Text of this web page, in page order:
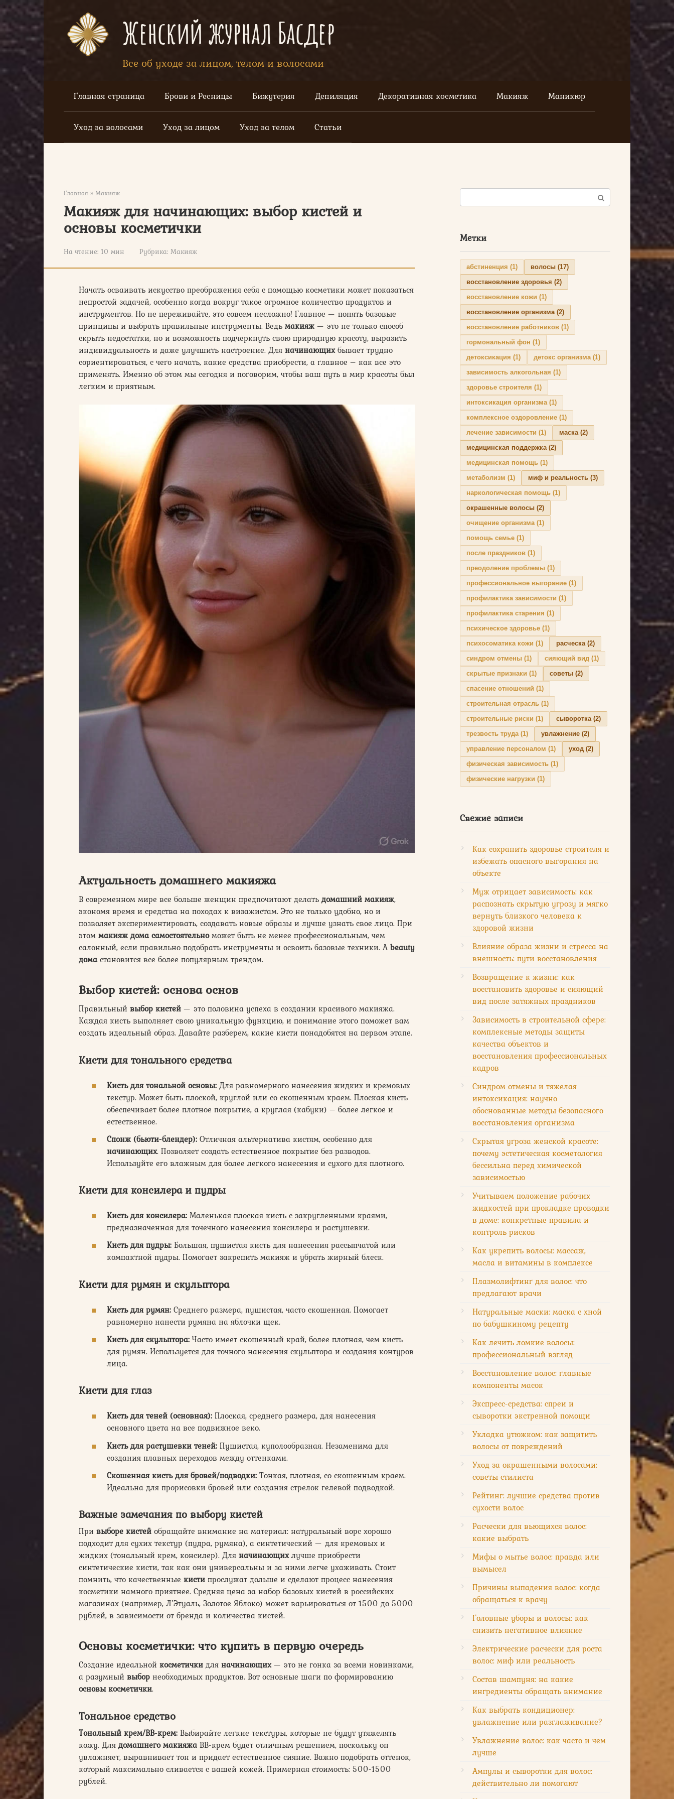
Перейти
к
контенту
Женский журнал Басдер
Все об уходе за лицом, телом и волосами
Главная страница Брови и Ресницы Бижутерия Депиляция Декоративная косметика Макияж Маникюр
Уход за волосами Уход за лицом Уход за телом Статьи
Главная » Макияж
Макияж для начинающих: выбор кистей и
основы косметички
На чтение: 10 мин Рубрика: Макияж
Начать осваивать искусство преображения себя с помощью косметики может показаться
непростой задачей, особенно когда вокруг такое огромное количество продуктов и
инструментов. Но не переживайте, это совсем несложно! Главное — понять базовые
принципы и выбрать правильные инструменты. Ведь макияж — это не только способ
скрыть недостатки, но и возможность подчеркнуть свою природную красоту, выразить
индивидуальность и даже улучшить настроение. Для начинающихбывает трудно
сориентироваться, с чего начать, какие средства приобрести, а главное – как все это
применять. Именно об этом мы сегодня и поговорим, чтобы ваш путь в мир красоты был
легким и приятным.
Актуальность домашнего макияжа
В современном мире все больше женщин предпочитают делать домашний макияж,
экономя время и средства на походах к визажистам. Это не только удобно, но и
позволяет экспериментировать, создавать новые образы и лучше узнать свое лицо. При
этом макияж дома самостоятельноможет быть не менее профессиональным, чем
салонный, если правильно подобрать инструменты и освоить базовые техники. А beauty
дома становится все более популярным трендом.
Выбор кистей: основа основ
Правильный выбор кистей — это половина успеха в создании красивого макияжа.
Каждая кисть выполняет свою уникальную функцию, и понимание этого поможет вам
создать идеальный образ. Давайте разберем, какие кисти понадобятся на первом этапе.
Кисти для тонального средства
Кисть для тональной основы: Для равномерного нанесения жидких и кремовых
текстур. Может быть плоской, круглой или со скошенным краем. Плоская кисть
обеспечивает более плотное покрытие, а круглая (кабуки) – более легкое и
естественное.
Спонж (бьюти-блендер): Отличная альтернатива кистям, особенно для
начинающих. Позволяет создать естественное покрытие без разводов.
Используйте его влажным для более легкого нанесения и сухого для плотного.
Кисти для консилера и пудры
Кисть для консилера: Маленькая плоская кисть с закругленными краями,
предназначенная для точечного нанесения консилера и растушевки.
Кисть для пудры: Большая, пушистая кисть для нанесения рассыпчатой или
компактной пудры. Помогает закрепить макияж и убрать жирный блеск.
Кисти для румян и скульптора
Кисть для румян: Среднего размера, пушистая, часто скошенная. Помогает
равномерно нанести румяна на яблочки щек.
Кисть для скульптора: Часто имеет скошенный край, более плотная, чем кисть
для румян. Используется для точного нанесения скульптора и создания контуров
лица.
Кисти для глаз
Кисть для теней (основная): Плоская, среднего размера, для нанесения
основного цвета на все подвижное веко.
Кисть для растушевки теней: Пушистая, куполообразная. Незаменима для
создания плавных переходов между оттенками.
Скошенная кисть для бровей/подводки: Тонкая, плотная, со скошенным краем.
Идеальна для прорисовки бровей или создания стрелок гелевой подводкой.
Важные замечания по выбору кистей
При выборе кистей обращайте внимание на материал: натуральный ворс хорошо
подходит для сухих текстур (пудра, румяна), а синтетический — для кремовых и
жидких (тональный крем, консилер). Для начинающихлучше приобрести
синтетические кисти, так как они универсальны и за ними легче ухаживать. Стоит
помнить, что качественные кисти прослужат дольше и сделают процесс нанесения
косметики намного приятнее. Средняя цена за набор базовых кистей в российских
магазинах (например, Л’Этуаль, Золотое Яблоко) может варьироваться от 1500 до 5000
рублей, в зависимости от бренда и количества кистей.
Основы косметички: что купить в первую очередь
Создание идеальной косметички для начинающих— это не гонка за всеми новинками,
а разумный выбор необходимых продуктов. Вот основные шаги по формированию
основы косметички.
Тональное средство
Тональный крем/BB-крем: Выбирайте легкие текстуры, которые не будут утяжелять
кожу. Для домашнего макияжа BB-крем будет отличным решением, поскольку он
увлажняет, выравнивает тон и придает естественное сияние. Важно подобрать оттенок,
который максимально сливается с вашей кожей. Примерная стоимость: 500-1500
рублей.
Поиск:
Метки
абстиненция (1) волосы (17)
восстановление здоровья (2)
восстановление кожи (1)
восстановление организма(2)
восстановление работников (1)
гормональный фон (1)
детоксикация (1) детокс организма(1)
зависимость алкогольная (1)
здоровье строителя (1)
интоксикация организма(1)
комплексное оздоровление (1)
лечение зависимости (1) маска(2)
медицинская поддержка(2)
медицинская помощь (1)
метаболизм (1) миф и реальность (3)
наркологическая помощь (1)
окрашенные волосы (2)
очищение организма(1)
помощь семье (1)
после праздников (1)
преодоление проблемы (1)
профессиональное выгорание (1)
профилактика зависимости (1)
профилактика старения (1)
психическое здоровье (1)
психосоматика кожи (1) расческа(2)
синдром отмены (1) сияющий вид (1)
скрытые признаки (1) советы (2)
спасение отношений (1)
строительная отрасль (1)
строительные риски (1) сыворотка(2)
трезвость труда(1) увлажнение (2)
управление персоналом (1) уход (2)
физическая зависимость (1)
физические нагрузки (1)
Свежие записи
Как сохранить здоровье строителя и
избежать опасного выгорания на
объекте
Муж отрицает зависимость: как
распознать скрытую угрозу и мягко
вернуть близкого человека к
здоровой жизни
Влияние образа жизни и стресса на
внешность: пути восстановления
Возвращение к жизни: как
восстановить здоровье и сияющий
вид после затяжных праздников
Зависимость в строительной сфере:
комплексные методы защиты
качества объектов и
восстановления профессиональных
кадров
Синдром отмены и тяжелая
интоксикация: научно
обоснованные методы безопасного
восстановления организма
Скрытая угроза женской красоте:
почему эстетическая косметология
бессильна перед химической
зависимостью
Учитываем положение рабочих
жидкостей при прокладке проводки
в доме: конкретные правила и
контроль рисков
Как укрепить волосы: массаж,
масла и витамины в комплексе
Плазмолифтинг для волос: что
предлагают врачи
Натуральные маски: маска с хной
по бабушкиному рецепту
Как лечить ломкие волосы:
профессиональный взгляд
Восстановление волос: главные
компоненты масок
Экспресс-средства: спреи и
сыворотки экстренной помощи
Укладка утюжком: как защитить
волосы от повреждений
Уход за окрашенными волосами:
советы стилиста
Рейтинг: лучшие средства против
сухости волос
Расчески для вьющихся волос:
какие выбрать
Мифы о мытье волос: правда или
вымысел
Причины выпадения волос: когда
обращаться к врачу
Головные уборы и волосы: как
снизить негативное влияние
Электрические расчески для роста
волос: миф или реальность
Состав шампуня: на какие
ингредиенты обращать внимание
Как выбрать кондиционер:
увлажнение или разглаживание?
Увлажнение волос: как часто и чем
лучше
Ампулы и сыворотки для волос:
действительно ли помогают